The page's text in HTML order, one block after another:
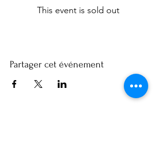
This event is sold out
Partager cet événement